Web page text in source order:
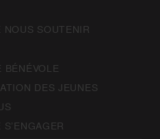
NOUS SOUTENIR
BÉNÉVOLE
DES JEUNES